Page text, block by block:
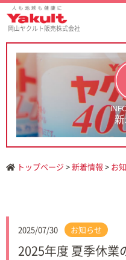
岡山ヤクルト販売株式会社
トップページ >新着情報 > お
2025/07/30 お知らせ
2025年度 夏季休業